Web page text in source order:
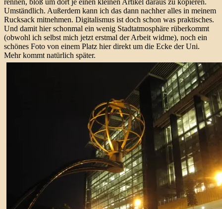
Umständlich. Außerdem kann ich das dann nachher alles in meinem
Rucksack mitnehmen. Digitalismus ist doch schon was praktisches.
Und damit hier schonmal ein wenig Stadtatmosphäre rüberkommt
(obwohl ich selbst mich jetzt erstmal der Arbeit widme), noch ein
schönes Foto von einem Platz hier direkt um die Ecke der Uni.
Mehr kommt natürlich später.